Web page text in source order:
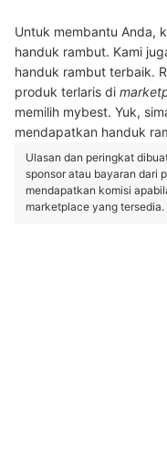
Untuk membantu Anda,
handuk rambut. Kami
handuk rambut terbaik.
produk terlaris di
memilih mybest. Yuk,
mendapatkan handuk
Ulasan dan peringkat
sponsor atau bayaran dari
mendapatkan komisi
marketplace yang tersedia.